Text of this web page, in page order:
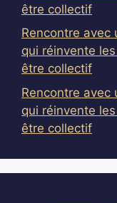
être collectif
Rencontre avec
qui réinvente
être collectif
Rencontre avec
qui réinvente
être collectif